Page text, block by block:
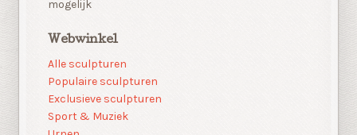
mogelijk
Webwinkel
Alle sculpturen
Populaire sculpturen
Exclusieve sculpturen
Sport & Muziek